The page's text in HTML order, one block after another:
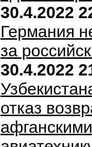
30.4.2022
Германия
за
30.4.2022
отказ